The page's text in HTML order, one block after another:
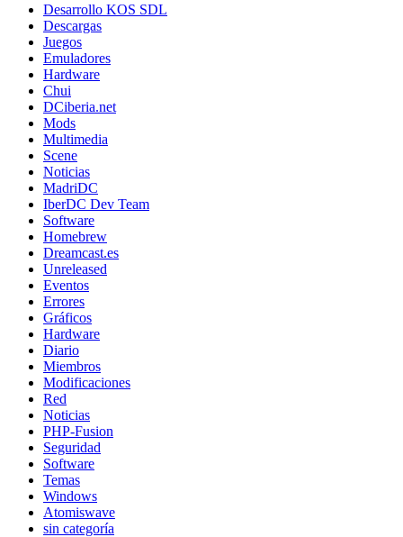
Desarrollo KOS SDL
Descargas
Juegos
Emuladores
Hardware
Chui
DCiberia.net
Mods
Multimedia
Scene
Noticias
MadriDC
IberDC Dev Team
Software
Homebrew
Dreamcast.es
Unreleased
Eventos
Errores
Gráficos
Hardware
Diario
Miembros
Modificaciones
Red
Noticias
PHP-Fusion
Seguridad
Software
Temas
Windows
Atomiswave
sin categoría